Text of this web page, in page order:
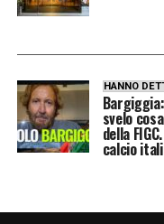
HANNO
svelo
della
calcio